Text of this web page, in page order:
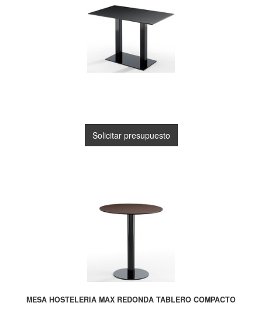
Solicitar presupuesto
MESA HOSTELERIA MAX REDONDA TABLERO COMPACTO